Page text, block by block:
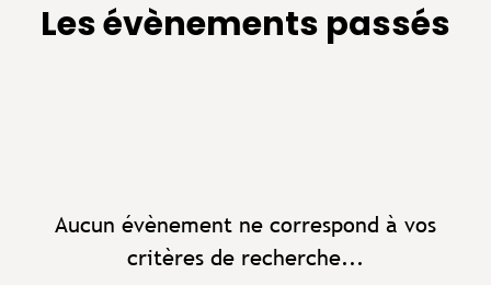
Les évènements passés
Aucun évènement ne correspond à vos
critères de recherche...